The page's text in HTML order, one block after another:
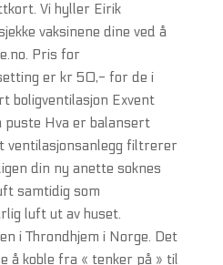
Vi hyller Eirik
vaksinene dine ved å
Pris for
er kr 50,- for de i
boligventilasjon Exvent
puste Hva er balansert
ventilasjonsanlegg filtrerer
din ny anette soknes
samtidig som
luft ut av huset.
i Throndhjem i Norge. Det
å koble fra « tenker på » til